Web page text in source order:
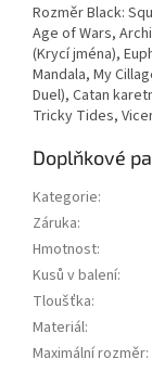
Rozměr Black:
Age of Wars,
(Krycí jména),
Mandala, My
Duel), Catan
Tricky Tides,
Doplňkové
Kategorie:
Záruka:
Hmotnost:
Kusů v balení:
Tloušťka:
Materiál:
Maximální rozměr: